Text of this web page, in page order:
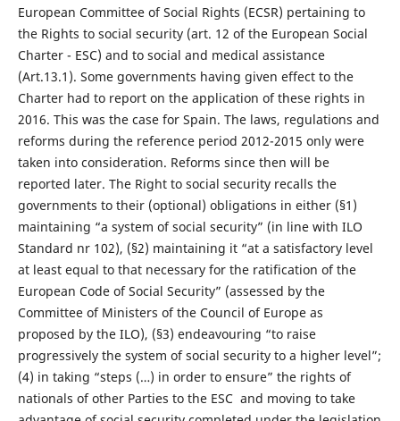
European Committee of Social Rights (ECSR) pertaining to
the Rights to social security (art. 12 of the European Social
Charter - ESC) and to social and medical assistance
(Art.13.1). Some governments having given effect to the
Charter had to report on the application of these rights in
2016. This was the case for Spain. The laws, regulations and
reforms during the reference period 2012-2015 only were
taken into consideration. Reforms since then will be
reported later. The Right to social security recalls the
governments to their (optional) obligations in either (§1)
maintaining “a system of social security” (in line with ILO
Standard nr 102), (§2) maintaining it “at a satisfactory level
at least equal to that necessary for the ratification of the
European Code of Social Security” (assessed by the
Committee of Ministers of the Council of Europe as
proposed by the ILO), (§3) endeavouring “to raise
progressively the system of social security to a higher level”;
(4) in taking “steps (…) in order to ensure” the rights of
nationals of other Parties to the ESC and moving to take